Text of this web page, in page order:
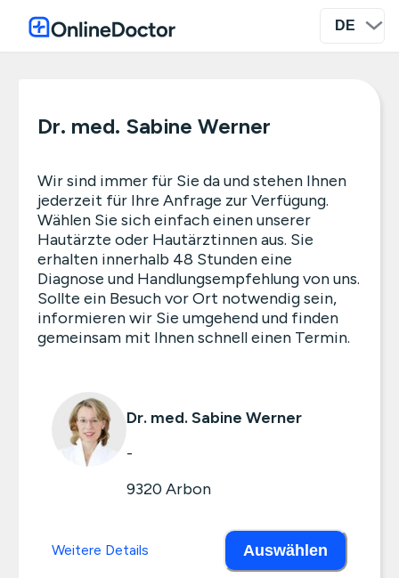
Dr. med. Sabine Werner
Wir sind immer für Sie da und stehen Ihnen
jederzeit für Ihre Anfrage zur Verfügung.
Wählen Sie sich einfach einen unserer
Hautärzte oder Hautärztinnen aus. Sie
erhalten innerhalb 48 Stunden eine
Diagnose und Handlungsempfehlung von uns.
Sollte ein Besuch vor Ort notwendig sein,
informieren wir Sie umgehend und finden
gemeinsam mit Ihnen schnell einen Termin.
Dr. med. Sabine Werner
-
9320 Arbon
Weitere Details Auswählen